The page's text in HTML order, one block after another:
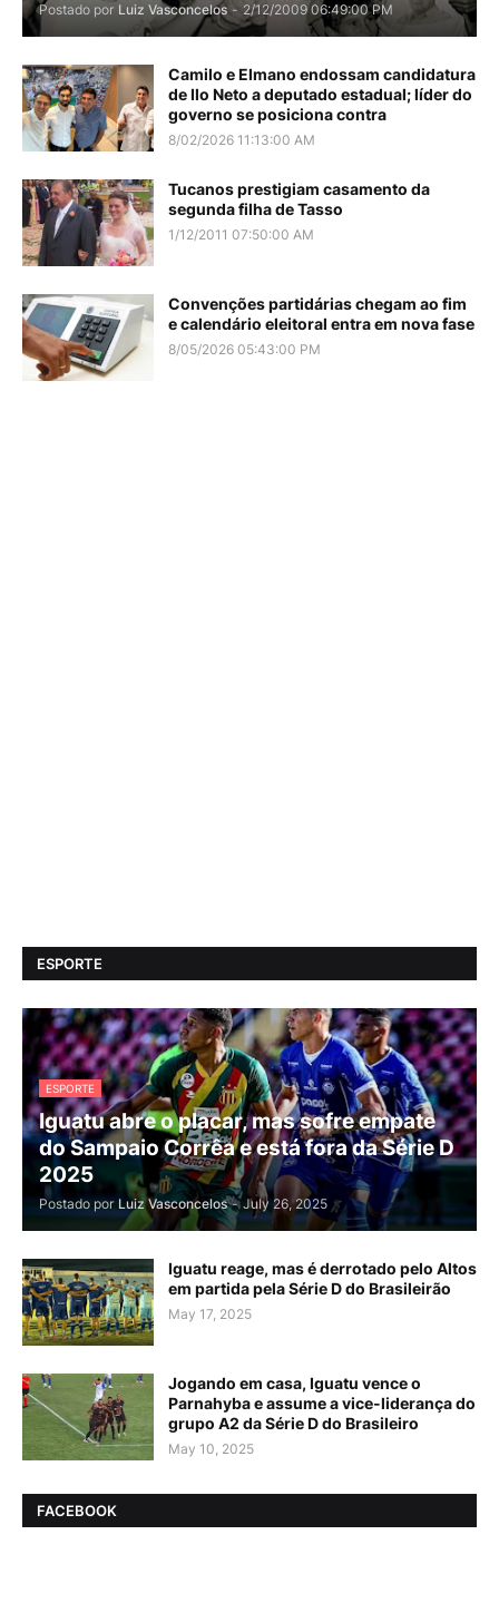
Postado por Luiz Vasconcelos - 2/12/2009 06:49:00 PM
Camilo e Elmano endossam candidatura
de Ilo Neto a deputado estadual; líder do
governo se posiciona contra
8/02/2026 11:13:00 AM
Tucanos prestigiam casamento da
segunda filha de Tasso
1/12/2011 07:50:00 AM
Convenções partidárias chegam ao fim
e calendário eleitoral entra em nova fase
8/05/2026 05:43:00 PM
ESPORTE
ESPORTE
Iguatu abre o placar, mas sofre empate
do Sampaio Corrêa e está fora da Série D
2025
Postado por Luiz Vasconcelos - July 26, 2025
Iguatu reage, mas é derrotado pelo Altos
em partida pela Série D do Brasileirão
May 17, 2025
Jogando em casa, Iguatu vence o
Parnahyba e assume a vice-liderança do
grupo A2 da Série D do Brasileiro
May 10, 2025
FACEBOOK